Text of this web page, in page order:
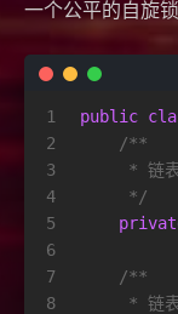
一个公平的自旋锁
1
2
3
4
5
6
7
8
public
/**
* 链
     */
/**
* 链